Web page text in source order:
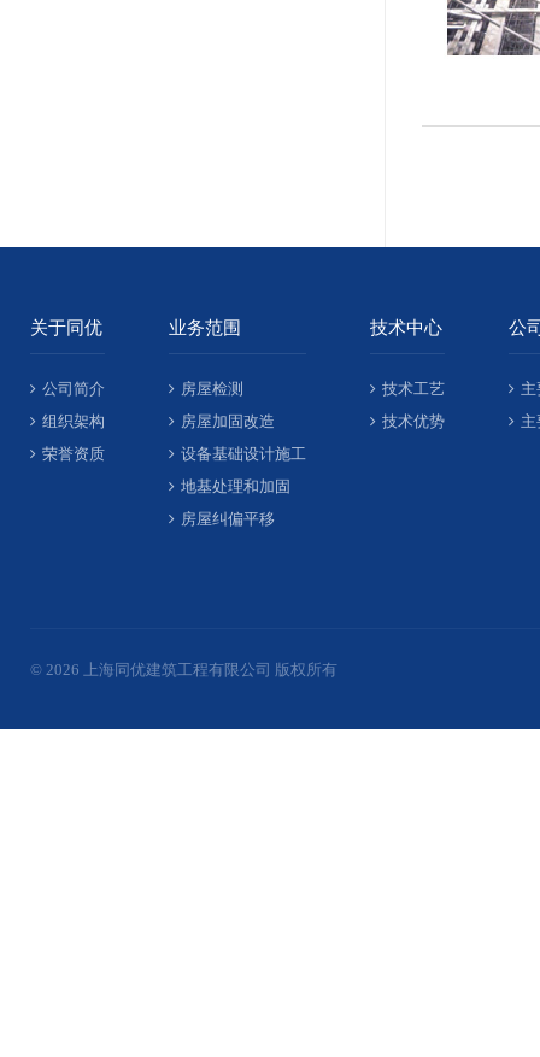
关于同优
公司简介
组织架构
荣誉资质
业务范围
房屋检测
房屋加固改造
设备基础设计施工
地基处理和加固
房屋纠偏平移
技术中心
技术工艺
技术优势
公
© 2026 上海同优建筑工程有限公司 版权所有